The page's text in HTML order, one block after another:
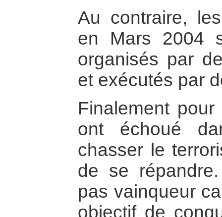
Au contraire,
en Mars 2004
organisés par
et exécutés par
Finalement
ont échoué
chasser le
de se
pas vainqueur
objectif de